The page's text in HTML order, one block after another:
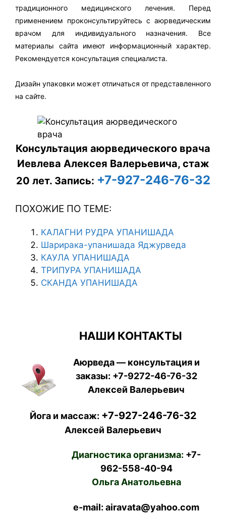
традиционного медицинского лечения. Перед
применением проконсультируйтесь с аюрведическим
врачом для индивидуального назначения. Все
материалы сайта имеют информационный характер.
Рекомендуется консультация специалиста.
Дизайн упаковки может отличаться от представленного
на сайте.
Консультация аюрведического врача
Иевлева Алексея Валерьевича, стаж
20 лет. Запись: +7-927-246-76-32
ПОХОЖИЕ ПО ТЕМЕ:
КАЛАГНИ РУДРА УПАНИШАДА
Шарирака-упанишада Яджурведа
КАУЛА УПАНИШАДА
ТРИПУРА УПАНИШАДА
СКАНДА УПАНИШАДА
НАШИ КОНТАКТЫ
Аюрведа — консультация и
заказы: +7-9272-46-76-32
Алексей Валерьевич
Йога и массаж: +7-927-246-76-32
Алексей Валерьевич
Диагностика организма: +7-
962-558-40-94
Ольга Анатольевна
e-mail: airavata@yahoo.com